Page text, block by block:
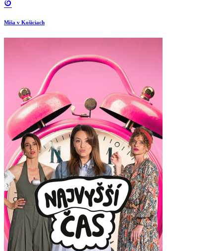
Miša v Košiciach